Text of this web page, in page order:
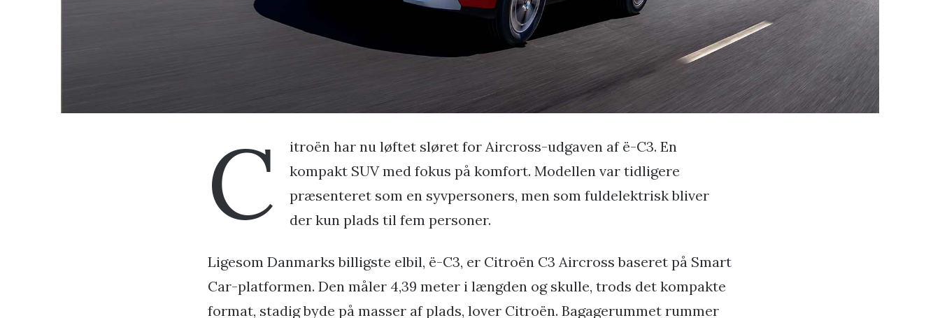
C
itroën har nu løftet sløret for Aircross-udgaven af ë-C3. En
kompakt SUV med fokus på komfort. Modellen var tidligere
præsenteret som en syvpersoners, men som fuldelektrisk bliver
der kun plads til fem personer.
Ligesom Danmarks billigste elbil, ë-C3, er Citroën C3 Aircross baseret på Smart
Car-platformen. Den måler 4,39 meter i længden og skulle, trods det kompakte
format, stadig byde på masser af plads, lover Citroën. Bagagerummet rummer